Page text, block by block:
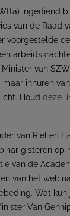
ingediend
van de Raad
voorgestelde
van
inhuren
Houd deze
van Riel en
gisteren op
van de
van het
Wat kun
Van